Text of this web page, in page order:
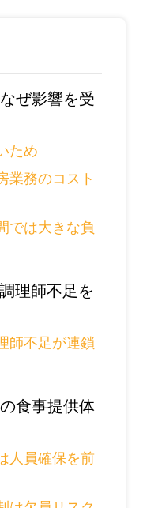
ぜ影響を受
ため
業務のコスト
では大きな負
理師不足を
師不足が連鎖
食事提供体
人員確保を前